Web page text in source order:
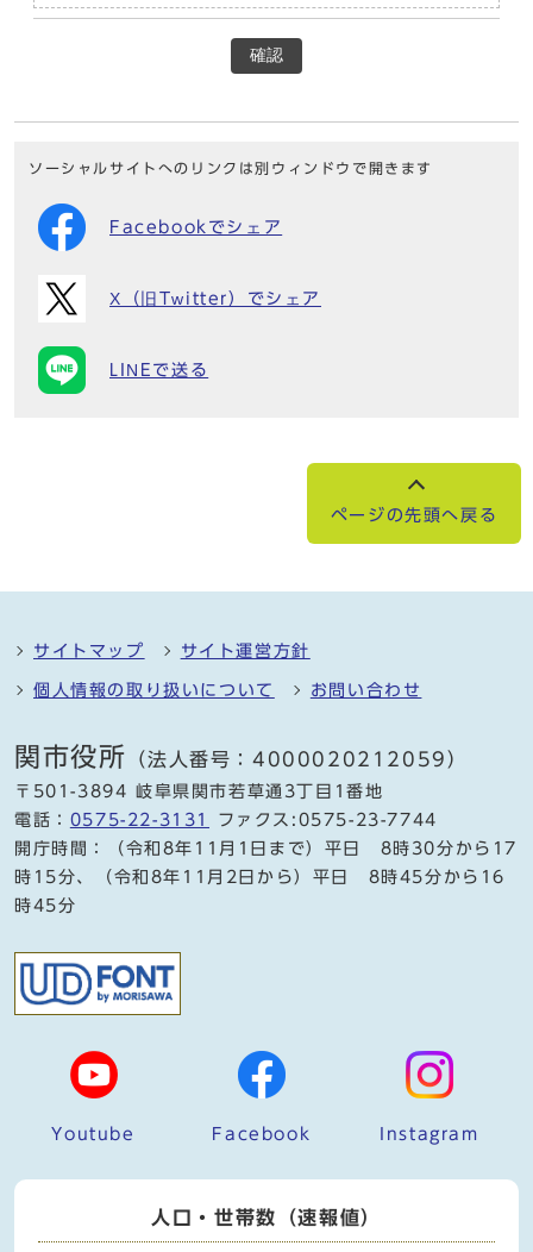
確認
ソーシャルサイトへのリンクは別ウィンドウで開きます
Facebookでシェア
X（旧Twitter）でシェア
LINEで送る
ページの先頭へ戻る
サイトマップ サイト運営方針
個人情報の取り扱いについて お問い合わせ
関市役所 （法人番号：4000020212059）
〒501-3894 岐阜県関市若草通3丁目1番地
電話： 0575-22-3131
ファクス:0575-23-7744
開庁時間：（令和8年11月1日まで）平日 8時30分から17
時15分、（令和8年11月2日から）平日 8時45分から16
時45分
Youtube Facebook Instagram
人口・世帯数（速報値）